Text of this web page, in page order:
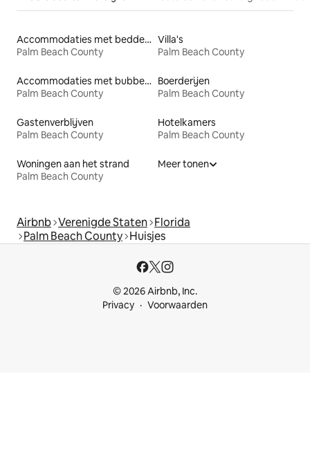
Accommodaties met bedden op toegankelijke hoogte
Palm Beach County
Villa's
Palm Beach County
Accommodaties met bubbelbad
Palm Beach County
Boerderijen
Palm Beach County
Gastenverblijven
Palm Beach County
Hotelkamers
Palm Beach County
Woningen aan het strand
Palm Beach County
Meer tonen
Airbnb Verenigde Staten Florida
Palm Beach County Huisjes
© 2026 Airbnb, Inc.
Privacy
Voorwaarden